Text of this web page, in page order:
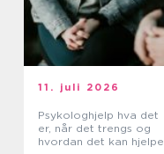
11. juli 2026
Psykologhjelp hva det
er, når det trengs og
hvordan det kan hjelpe